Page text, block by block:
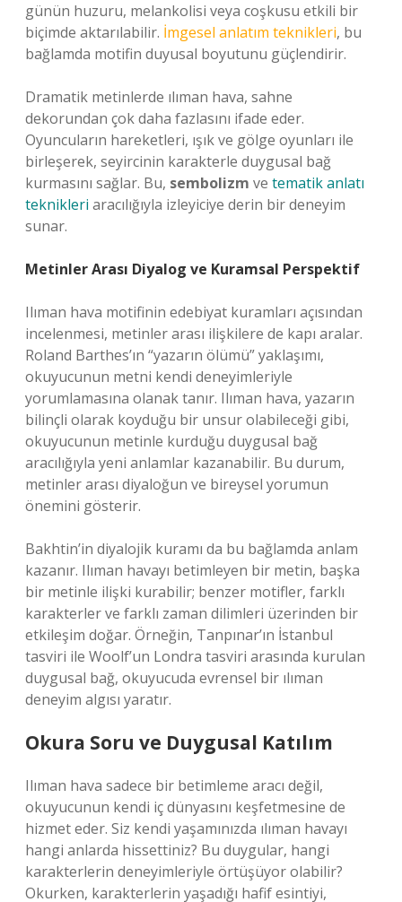
günün huzuru, melankolisi veya coşkusu etkili bir
biçimde aktarılabilir. İmgesel anlatım teknikleri, bu
bağlamda motifin duyusal boyutunu güçlendirir.
Dramatik metinlerde ılıman hava, sahne
dekorundan çok daha fazlasını ifade eder.
Oyuncuların hareketleri, ışık ve gölge oyunları ile
birleşerek, seyircinin karakterle duygusal bağ
kurmasını sağlar. Bu, sembolizm ve tematik anlatı
teknikleri aracılığıyla izleyiciye derin bir deneyim
sunar.
Metinler Arası Diyalog ve Kuramsal Perspektif
Ilıman hava motifinin edebiyat kuramları açısından
incelenmesi, metinler arası ilişkilere de kapı aralar.
Roland Barthes’ın “yazarın ölümü” yaklaşımı,
okuyucunun metni kendi deneyimleriyle
yorumlamasına olanak tanır. Ilıman hava, yazarın
bilinçli olarak koyduğu bir unsur olabileceği gibi,
okuyucunun metinle kurduğu duygusal bağ
aracılığıyla yeni anlamlar kazanabilir. Bu durum,
metinler arası diyaloğun ve bireysel yorumun
önemini gösterir.
Bakhtin’in diyalojik kuramı da bu bağlamda anlam
kazanır. Ilıman havayı betimleyen bir metin, başka
bir metinle ilişki kurabilir; benzer motifler, farklı
karakterler ve farklı zaman dilimleri üzerinden bir
etkileşim doğar. Örneğin, Tanpınar’ın İstanbul
tasviri ile Woolf’un Londra tasviri arasında kurulan
duygusal bağ, okuyucuda evrensel bir ılıman
deneyim algısı yaratır.
Okura Soru ve Duygusal Katılım
Ilıman hava sadece bir betimleme aracı değil,
okuyucunun kendi iç dünyasını keşfetmesine de
hizmet eder. Siz kendi yaşamınızda ılıman havayı
hangi anlarda hissettiniz? Bu duygular, hangi
karakterlerin deneyimleriyle örtüşüyor olabilir?
Okurken, karakterlerin yaşadığı hafif esintiyi,